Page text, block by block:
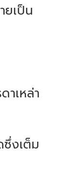
เป็น
าเหล่า
งเต็ม